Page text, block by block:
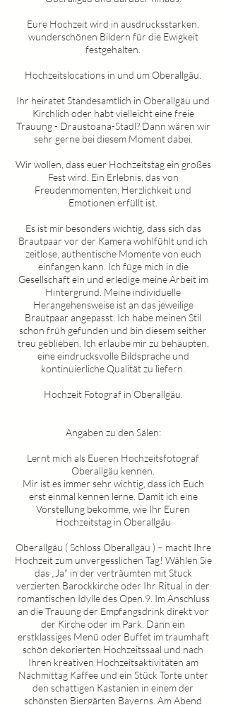
Eure Hochzeit wird in ausdrucksstarken,
wunderschönen Bildern für die Ewigkeit
festgehalten.
Hochzeitslocations in und um Oberallgäu
Ihr heiratet Standesamtlich in Oberallgäu und
Kirchlich oder habt vielleicht eine freie
Trauung - Draustoana-Stadl? Dann wären wir
sehr gerne bei diesem Moment dabei.
Wir wollen, dass euer Hochzeitstag ein großes
Fest wird. Ein Erlebnis, das von
Freudenmomenten, Herzlichkeit und
Emotionen erfüllt ist.
Es ist mir besonders wichtig, dass sich das
Brautpaar vor der Kamera wohlfühlt und ich
zeitlose, authentische Momente von euch
einfangen kann. Ich füge mich in die
Gesellschaft ein und erledige meine Arbeit im
Hintergrund. Meine individuelle
Herangehensweise ist an das jeweilige
Brautpaar angepasst. Ich habe meinen Stil
schon früh gefunden und bin diesem seither
treu geblieben. Ich erlaube mir zu behaupten,
eine eindrucksvolle Bildsprache und
kontinuierliche Qualität zu liefern.
Hochzeit Fotograf in Oberallgäu
Angaben zu den Sälen:
Lernt mich als Eueren Hochzeitsfotograf
Oberallgäu kennen.
Mir ist es immer sehr wichtig, dass ich Euch
erst einmal kennen lerne. Damit ich eine
Vorstellung bekomme, wie Ihr Euren
Hochzeitstag in Oberallgäu
Oberallgäu (Schloss Oberallgäu ) – macht Ihre
Hochzeit zum unvergesslichen Tag! Wählen Sie
das „Ja“ in der verträumten mit Stuck
verzierten Barockkirche oder Ihr Ritual in der
romantischen Idylle des Open.9. Im Anschluss
an die Trauung der Empfangsdrink direkt vor
der Kirche oder im Park. Dann ein
erstklassiges Menü oder Buffet im traumhaft
schön dekorierten Hochzeitssaal und nach
Ihren kreativen Hochzeitsaktivitäten am
Nachmittag Kaffee und ein Stück Torte unter
den schattigen Kastanien in einem der
schönsten Biergärten Bayerns. Am Abend